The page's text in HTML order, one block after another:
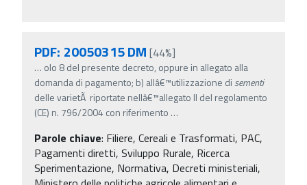
PDF: 20050315 DM [44%]
… olo 8 del presente decreto, oppure in allegato alla
domanda di pagamento; b) allâ€™utilizzazione di sementi
delle varietÃ riportate nellâ€™allegato II del regolamento
(CE) n. 796/2004 con riferimento …
Parole chiave: Filiere, Cereali e Trasformati, PAC,
Pagamenti diretti, Sviluppo Rurale, Ricerca
Sperimentazione, Normativa, Decreti ministeriali,